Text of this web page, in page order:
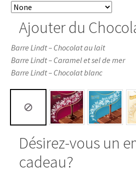
Ajouter du
Barre Lindt – Chocolat au lait
Barre Lindt – Caramel et sel de mer
Barre Lindt – Chocolat blanc
Désirez-vous un
cadeau?